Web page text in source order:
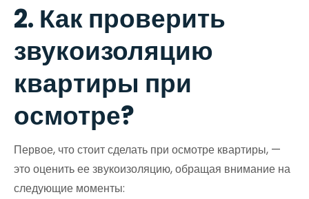
2. Как проверить
звукоизоляцию
квартиры при
осмотре?
Первое, что стоит сделать при осмотре квартиры, —
это оценить ее звукоизоляцию, обращая внимание на
следующие моменты: